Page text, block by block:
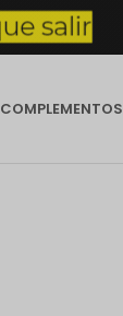
COMPLEMENTOS